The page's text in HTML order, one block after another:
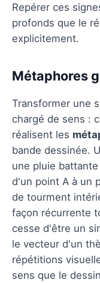
Repérer ces
profonds que le
explicitement.
Métaphores
Transformer une
chargé de sens :
réalisent les
bande dessinée.
une pluie
d'un point A à un
de tourment
façon récurrente
cesse d'être un
le vecteur d'un
répétitions
sens que le